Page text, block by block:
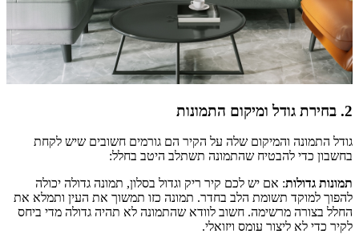
2. בחירת גודל ומיקום התמונות
גודל התמונה והמיקום שלה על הקיר הם גורמים חשובים שיש לקחת
בחשבון כדי להבטיח שהתמונה תשתלב היטב בחלל:
תמונות גדולות: אם יש לכם קיר ריק וגדול בסלון, תמונה גדולה יכולה
להפוך למוקד תשומת הלב בחדר. תמונה כזו תמשוך את העין ותמלא את
החלל בצורה מרשימה. חשוב לוודא שהתמונה לא תהיה גדולה מדי ביחס
לקיר כדי לא ליצור עומס ויזואלי.